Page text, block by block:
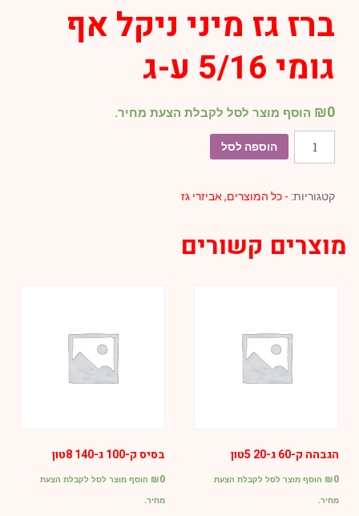
ברז גז מיני ניקל אף
גומי 5/16 ע-ג
₪0 הוסף מוצר לסל לקבלת הצעת מחיר.
כמות
של
גז
ניקל
הוספה לסל
קטגוריות: - כל המוצרים,אביזרי גז
מוצרים קשורים
הגבהה ק-60 ג-20 5טון
₪0
הוסף מוצר לסל לקבלת הצעת
מחיר.
בסיס ק-100 ג-140 8טון
₪0
הוסף מוצר לסל לקבלת הצעת
מחיר.